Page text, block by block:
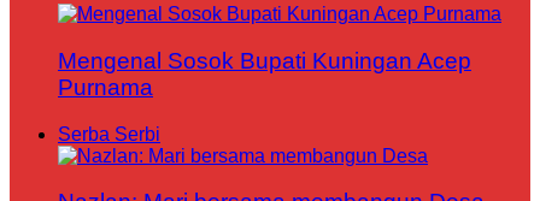
Mengenal Sosok Bupati Kuningan Acep
Purnama
Serba Serbi